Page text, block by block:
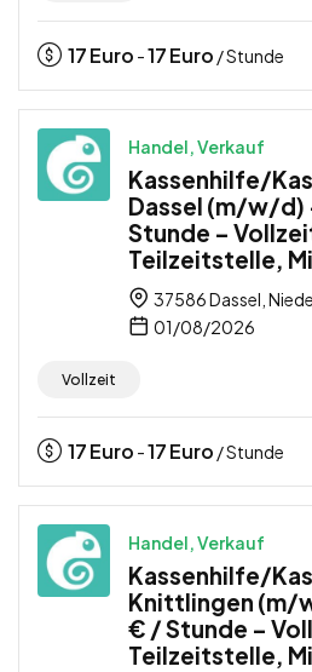
17Euro -17Euro / Stunde
Handel, Verkauf
Kassenhilfe/
Dassel (m/w/d)
Stunde –
Teilzeitstelle,
37586 Dassel,
01/08/2026
Vollzeit
17Euro -17Euro / Stunde
Handel, Verkauf
Kassenhilfe/
Knittlingen (m/
€ / Stunde –
Teilzeitstelle,